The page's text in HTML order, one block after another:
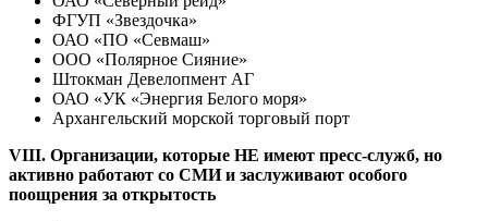
ФГУП «Звездочка»
ОАО «ПО «Севмаш»
ООО «Полярное Сияние»
Штокман Девелопмент АГ
ОАО «УК «Энергия Белого моря»
Архангельский морской торговый порт
VIII. Организации, которые НЕ имеют пресс-служб, но
активно работают со СМИ и заслуживают особого
поощрения за открытость